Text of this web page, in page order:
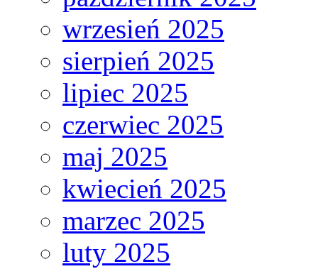
wrzesień 2025
sierpień 2025
lipiec 2025
czerwiec 2025
maj 2025
kwiecień 2025
marzec 2025
luty 2025